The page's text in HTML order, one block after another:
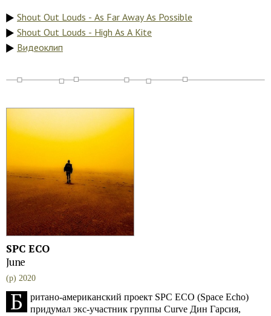
Shout Out Louds - As Far Away As Possible
Shout Out Louds - High As A Kite
Видеоклип
SPC ECO
June
(p) 2020
Б
ритано-американский проект SPC ECO (Space Echo)
придумал экс-участник группы Curve Дин Гарсия,